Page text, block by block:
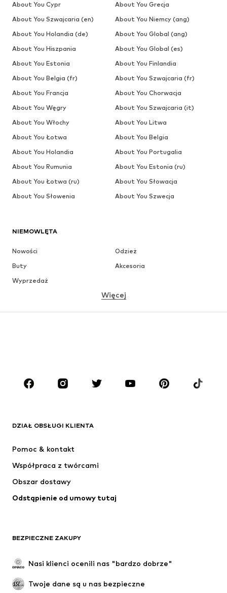
NIEMOWLĘTA
Nowości
Odzież
Buty
Akcesoria
Wyprzedaż
MARKI
Next
ADIDAS PERFORMANCE
Więcej
DZIAŁ OBSŁUGI KLIENTA
Pomoc & kontakt
Współpraca z twórcami
Obszar dostawy
Odstąpienie od umowy tutaj
BEZPIECZNE ZAKUPY
Nasi klienci ocenili nas "bardzo dobrze"
Twoje dane są u nas bezpieczne
About You Cypr
About You Grecja
About You Szwajcaria (en)
About You Niemcy (ang)
About You Holandia (de)
About You Global (ang)
About You Hiszpania
About You Global (es)
About You Estonia
About You Finlandia
About You Belgia (fr)
About You Szwajcaria (fr)
About You Francja
About You Chorwacja
About You Węgry
About You Szwajcaria (it)
About You Włochy
About You Litwa
About You Łotwa
About You Belgia
About You Holandia
About You Portugalia
About You Rumunia
About You Estonia (ru)
About You Łotwa (ru)
About You Słowacja
About You Słowenia
About You Szwecja